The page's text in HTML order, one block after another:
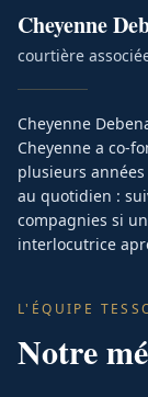
Cheyenne
courtière
Cheyenne
Cheyenne a co-
plusieurs
au quotidien :
compagnies si
interlocutrice
L'ÉQUIPE
Notre